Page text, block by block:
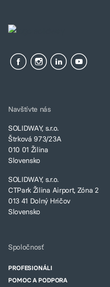
Navštívte nás
SOLIDWAY, s.r.o.
Štrková 973/23A
010 01 Žilina
Slovensko
SOLIDWAY, s.r.o.
CTPark Žilina Airport, Zóna 2
013 41 Dolný Hričov
Slovensko
Spoločnosť
PROFESIONÁLI
POMOC A PODPORA